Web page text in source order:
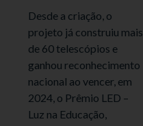
Desde a criação, o
projeto já construiu mais
de 60 telescópios e
ganhou reconhecimento
nacional ao vencer, em
2024, o Prêmio LED –
Luz na Educação,